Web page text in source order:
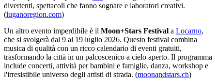
divertenti, spettacoli che fanno sognare e laboratori creativi.
(luganoregion.com)
Un altro evento imperdibile è il Moon+Stars Festival a Locarno,
che si svolgerà dal 9 al 19 luglio 2026. Questo festival combina
musica di qualità con un ricco calendario di eventi gratuiti,
trasformando la città in un palcoscenico a cielo aperto. Il programma
include concerti, attività per bambini e famiglie, danza, workshop e
l'irresistibile universo degli artisti di strada. (moonandstars.ch)